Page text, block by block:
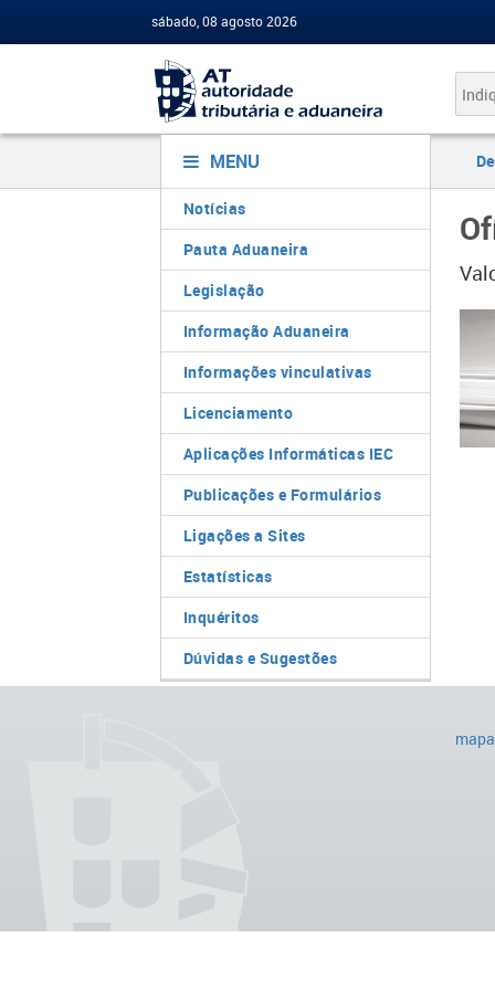
sábado, 08 agosto 2026
MENU
Notícias
Pauta Aduaneira
Legislação
Informação Aduaneira
Informações vinculativas
Licenciamento
Aplicações Informáticas IEC
Publicações e Formulários
Ligações a Sites
Estatísticas
Inquéritos
Dúvidas e Sugestões